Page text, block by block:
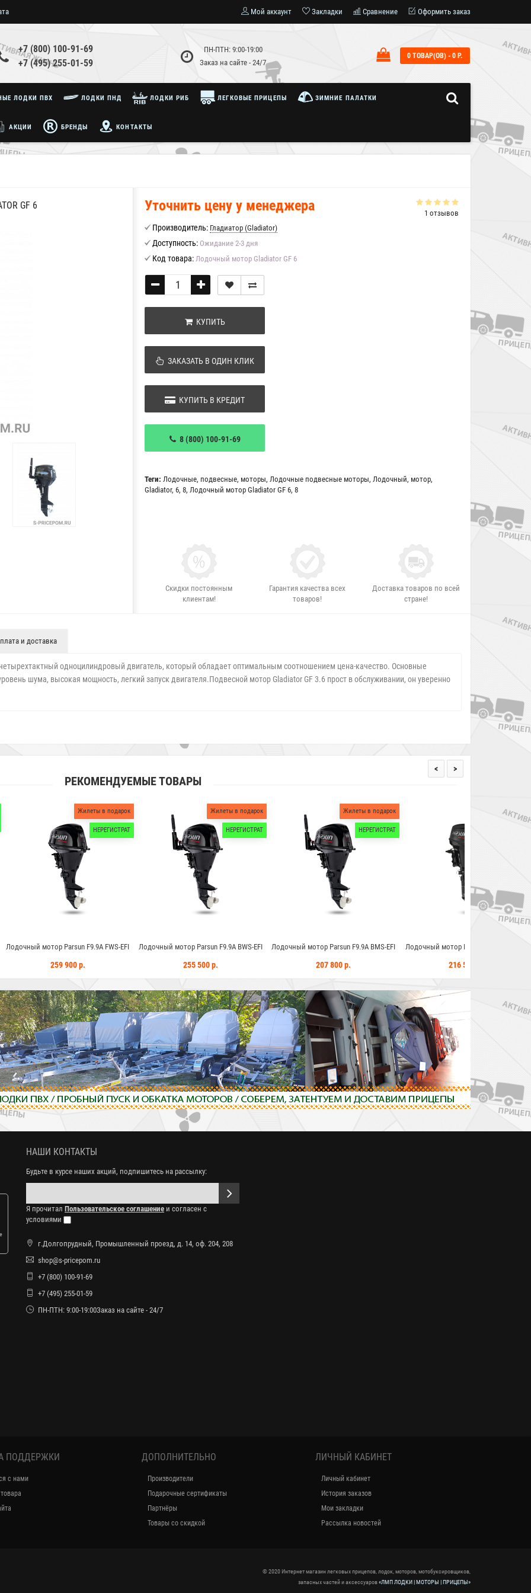
Мой аккаунт Закладки Сравнение Оформить заказ
+7 (800) 100-91-69
+7 (495) 255-01-59
ПН-ПТН: 9:00-19:00
Заказ на сайте - 24/7
0 ТОВАР(ОВ) - 0 Р.
ЛОДКИ ПВХ ЛОДКИ ПНД ЛОДКИ РИБ ЛЕГКОВЫЕ ПРИЦЕПЫ ЗИМНИЕ ПАЛАТКИ
АКЦИИ БРЕНДЫ КОНТАКТЫ
GF 6
1 отзывов
Уточнить цену у менеджера
Производитель: Гладиатор (Gladiator)
Доступность: Ожидание 2-3 дня
Код товара: Лодочный мотор Gladiator GF 6
КУПИТЬ
ЗАКАЗАТЬ В ОДИН КЛИК
КУПИТЬ В КРЕДИТ
8 (800) 100-91-69
Теги: Лодочные, подвесные, моторы, Лодочные подвесные моторы, Лодочный, мотор,
Gladiator, 6, 8, Лодочный мотор Gladiator GF 6, 8
Скидки постоянным
клиентам!
Гарантия качества всех
товаров!
Доставка товаров по всей
стране!
и доставка
одноцилиндровый двигатель, который обладает оптимальным соотношением цена-качество. Основные
шума, высокая мощность, легкий запуск двигателя.Подвесной мотор Gladiator GF 3.6 прост в обслуживании, он уверенно
РЕКОМЕНДУЕМЫЕ ТОВАРЫ
НЕРЕГИСТРАТ
F9.9A FWS-EFI
НЕРЕГИСТРАТ
Лодочный мотор Parsun F9.9A BWS-EFI
НЕРЕГИСТРАТ
Лодочный мотор Parsun F9.9A BMS-EFI
НЕРЕГИСТРАТ
Лодочный мотор Parsun F9.9PRO FWS
< >
НАШИ КОНТАКТЫ
Будьте в курсе наших акций, подпишитесь на рассылку:
Я прочитал Пользовательское соглашение и согласен с
условиями
г.Долгопрудный, Промышленный проезд, д. 14, оф. 204, 208
shop@s-pricepom.ru
+7 (800) 100-91-69
+7 (495) 255-01-59
ПН-ПТН: 9:00-19:00Заказ на сайте - 24/7
ПОДДЕРЖКИ
с нами
ДОПОЛНИТЕЛЬНО
Производители
Подарочные сертификаты
Партнёры
Товары со скидкой
ЛИЧНЫЙ КАБИНЕТ
Личный кабинет
История заказов
Мои закладки
Рассылка новостей
© 2020 Интернет магазин легковых прицепов, лодок, моторов, мотобуксировщиков,
запасных частей и аксессуаров«ЛМП ЛОДКИ | МОТОРЫ | ПРИЦЕПЫ»